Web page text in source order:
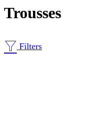
Trousses
Filters